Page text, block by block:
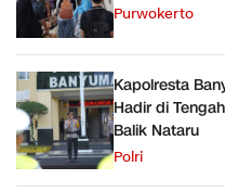
Purwokerto
Kapolresta
Hadir di
Balik Nataru
Polri